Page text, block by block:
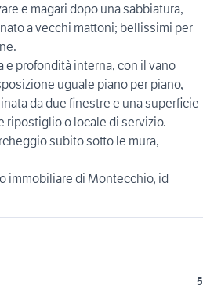
e magari dopo una sabbiatura,
a vecchi mattoni; bellissimi per
e profondità interna, con il vano
uguale piano per piano,
da due finestre e una superficie
ripostiglio o locale di servizio.
subito sotto le mura,
immobiliare di Montecchio, id
5